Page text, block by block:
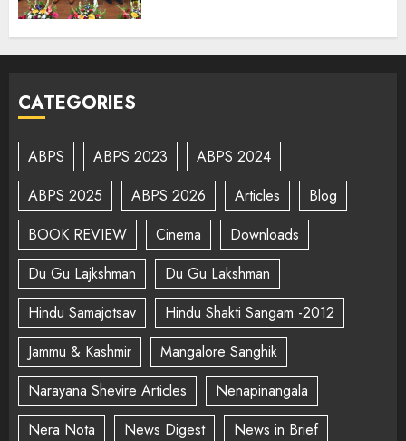
CATEGORIES
ABPS ABPS 2023
ABPS 2024
ABPS 2025
ABPS 2026 Articles
Blog
BOOK REVIEW
Cinema
Downloads
Du Gu Lajkshman
Du Gu Lakshman
Hindu Samajotsav
Hindu Shakti Sangam -2012
Jammu & Kashmir
Mangalore Sanghik
Narayana Shevire Articles
Nenapinangala
Nera Nota
News Digest
News in Brief